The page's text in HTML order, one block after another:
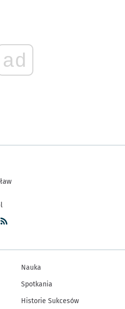
ad
Nauka
Spotkania
Historie Sukcesów